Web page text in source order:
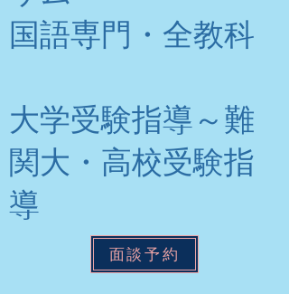
​国語専門・全教科
大学受験指導～難
関大・高校受験指
導
面談予約